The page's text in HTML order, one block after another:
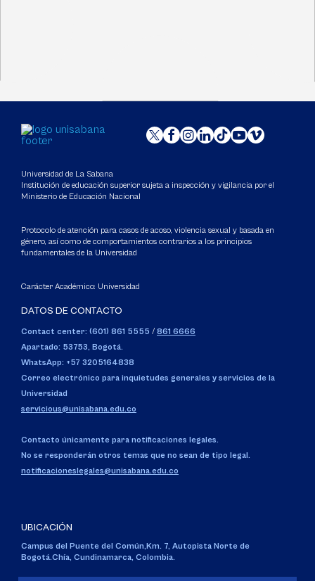
Universidad de La Sabana
Institución de educación superior sujeta a inspección y vigilancia por el
Ministerio de Educación Nacional
Protocolo de atención para casos de acoso, violencia sexual y basada en
género, así como de comportamientos contrarios a los principios
fundamentales de la Universidad
Carácter Académico: Universidad
DATOS DE CONTACTO
Contact center: (601) 861 5555 / 861 6666
Apartado: 53753, Bogotá.
WhatsApp: +57 3205164838
Correo electrónico para inquietudes generales y servicios de la
Universidad
servicious@unisabana.edu.co
Contacto únicamente para notificaciones legales.
No se responderán otros temas que no sean de tipo legal.
notificacioneslegales@unisabana.edu.co
UBICACIÓN
Campus del Puente del Común,Km. 7, Autopista Norte de
Bogotá.Chía, Cundinamarca, Colombia.